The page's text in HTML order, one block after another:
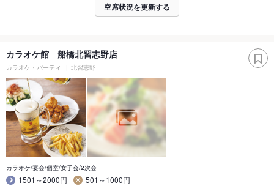
空席状況を更新する
カラオケ館 船橋北習志野店
カラオケ・パーティ 北習志野
カラオケ/宴会/個室/女子会/2次会
1501～2000円
501～1000円